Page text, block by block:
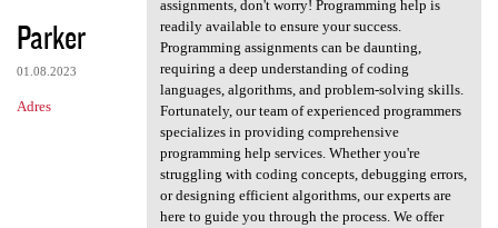
Parker
01.08.2023
Adres
assignments, don't worry! Programming help is
readily available to ensure your success.
Programming assignments can be daunting,
requiring a deep understanding of coding
languages, algorithms, and problem-solving skills.
Fortunately, our team of experienced programmers
specializes in providing comprehensive
programming help services. Whether you're
struggling with coding concepts, debugging errors,
or designing efficient algorithms, our experts are
here to guide you through the process. We offer